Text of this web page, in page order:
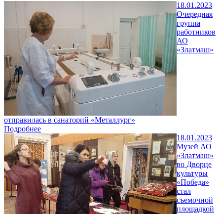
18.01.2023
Очередная
группа
работников
АО
«Златмаш»
отправилась в санаторий «Металлург»
Подробнее
18.01.2023
Музей АО
«Златмаш»
во Дворце
культуры
«Победа»
стал
съемочной
площадкой